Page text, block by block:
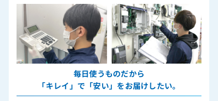
毎日使うものだから
「キレイ」で「安い」をお届けしたい。